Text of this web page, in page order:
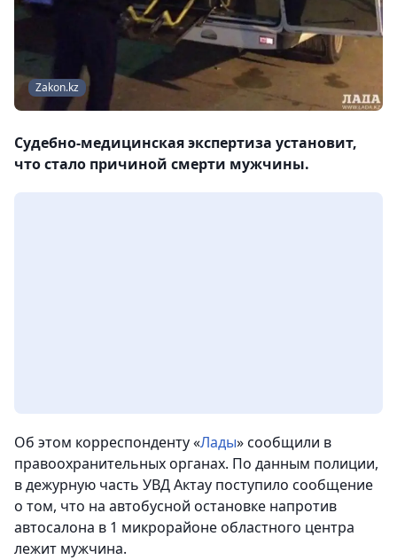
Zakon.kz
Судебно-медицинская экспертиза установит,
что стало причиной смерти мужчины.
Об этом корреспонденту «Лады» сообщили в
правоохранительных органах. По данным полиции,
в дежурную часть УВД Актау поступило сообщение
о том, что на автобусной остановке напротив
автосалона в 1 микрорайоне областного центра
лежит мужчина.